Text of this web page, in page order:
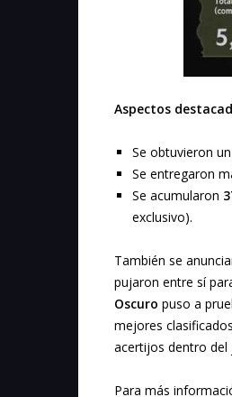
Aspectos
Se obtuvieron
Se entregaron
Se acumularon
exclusivo).
También se
pujaron entre sí
Oscuro puso a
mejores
acertijos dentro del
Para más